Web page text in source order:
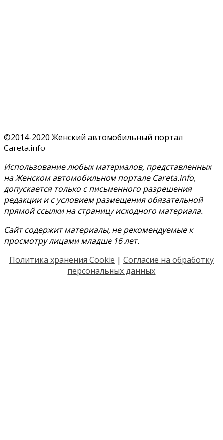
©2014-2020 Женский автомобильный портал
Careta.info
Использование любых материалов, представленных
на Женском автомобильном портале Careta.info,
допускается только с письменного разрешения
редакции и с условием размещения обязательной
прямой ссылки на страницу исходного материала.
Сайт содержит материалы, не рекомендуемые к
просмотру лицами младше 16 лет.
Политика хранения Cookie | Согласие на обработку
персональных данных